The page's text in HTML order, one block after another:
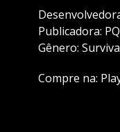
Publicadora:
Gênero:
Compre na: